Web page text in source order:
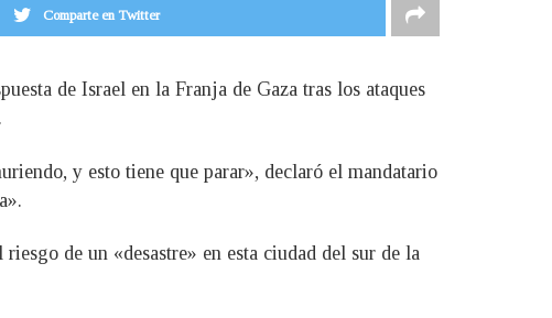
Comparte en Twitter
de Israel en la Franja de Gaza tras los ataques
y esto tiene que parar», declaró el mandatario
de un «desastre» en esta ciudad del sur de la